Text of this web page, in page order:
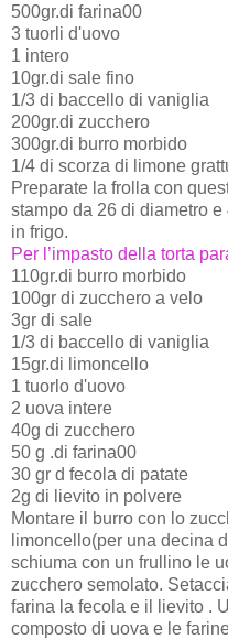
500gr.di farina00
3 tuorli d'uovo
1 intero
10gr.di sale fino
1/3 di baccello di vaniglia
200gr.di zucchero
300gr.di burro morbido
1/4 di scorza di limone
Preparate la frolla con
stampo da 26 di diametro
in frigo.
Per l’impasto della torta
110gr.di burro morbido
100gr di zucchero a velo
3gr di sale
1/3 di baccello di vaniglia
15gr.di limoncello
1 tuorlo d'uovo
2 uova intere
40g di zucchero
50 g .di farina00
30 gr d fecola di patate
2g di lievito in polvere
Montare il burro con lo
limoncello(per una decina
schiuma con un frullino le
zucchero semolato.
farina la fecola e il lievito .
composto di uova e le